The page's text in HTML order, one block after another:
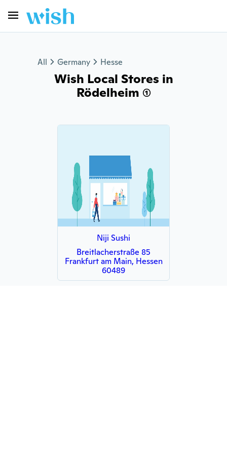
All Germany Hesse
Wish Local Stores in
Rödelheim (1)
Niji Sushi
Breitlacherstraße 85
Frankfurt am Main, Hessen
60489